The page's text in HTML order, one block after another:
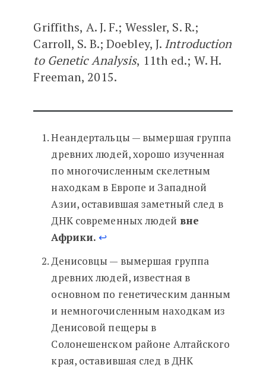
Griffiths, A. J. F.; Wessler, S. R.;
Carroll, S. B.; Doebley, J. Introduction
to Genetic Analysis, 11th ed.; W. H.
Freeman, 2015.
Неандертальцы — вымершая группа
древних людей, хорошо изученная
по многочисленным скелетным
находкам в Европе и Западной
Азии, оставившая заметный след в
ДНК современных людей вне
Африки. ↩︎
Денисовцы — вымершая группа
древних людей, известная в
основном по генетическим данным
и немногочисленным находкам из
Денисовой пещеры в
Солонешенском районе Алтайского
края, оставившая след в ДНК